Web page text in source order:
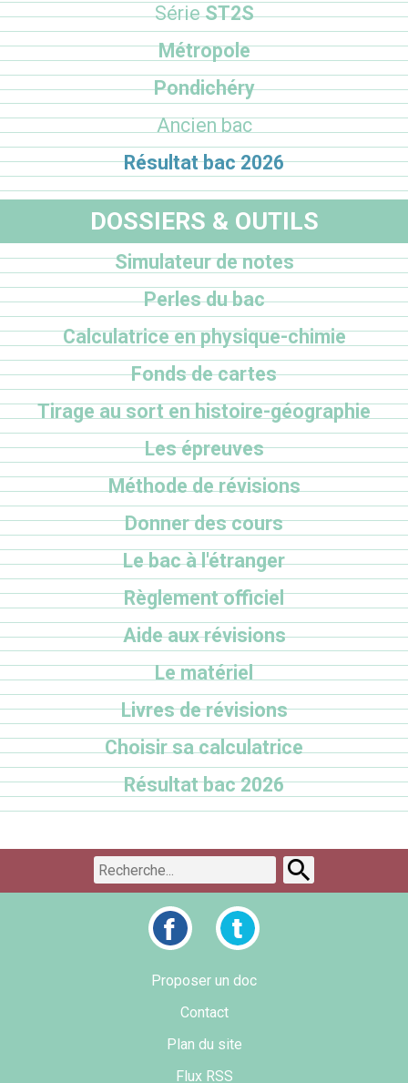
SérieST2S
Métropole
Pondichéry
Ancien bac
Résultat bac 2026
DOSSIERS & OUTILS
Simulateur de notes
Perles du bac
Calculatrice en physique-chimie
Fonds de cartes
Tirage au sort en histoire-géographie
Les épreuves
Méthode de révisions
Donner des cours
Le bac à l'étranger
Règlement officiel
Aide aux révisions
Le matériel
Livres de révisions
Choisir sa calculatrice
Résultat bac 2026
Proposer un doc
Contact
Plan du site
Flux RSS